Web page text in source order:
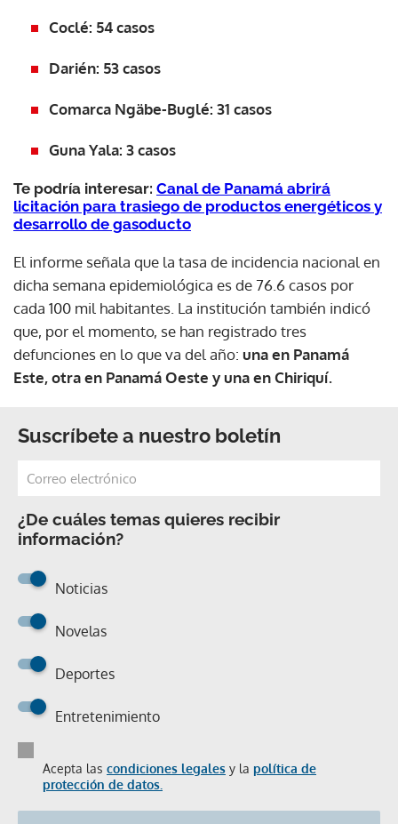
Coclé: 54 casos
Darién: 53 casos
Comarca Ngäbe-Buglé: 31 casos
Guna Yala: 3 casos
Te podría interesar: Canal de Panamá abrirá
licitación para trasiego de productos energéticos y
desarrollo de gasoducto
El informe señala que la tasa de incidencia nacional en
dicha semana epidemiológica es de 76.6 casos por
cada 100 mil habitantes. La institución también indicó
que, por el momento, se han registrado tres
defunciones en lo que va del año: una en Panamá
Este, otra en Panamá Oeste y una en Chiriquí.
Suscríbete a nuestro boletín
¿De cuáles temas quieres recibir
información?
Noticias
Novelas
Deportes
Entretenimiento
Acepta las condiciones legales y la política de
protección de datos.